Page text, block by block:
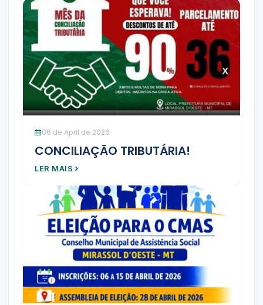
06 de April de 2026
CONCILIAÇÃO TRIBUTÁRIA!
LER MAIS